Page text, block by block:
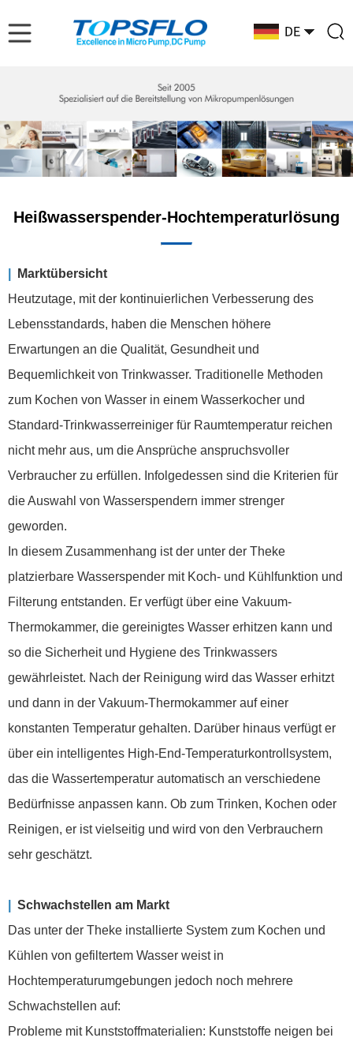
Heißwasserspender-Hochtemperaturlösung
Marktübersicht
Heutzutage, mit der kontinuierlichen Verbesserung des
Lebensstandards, haben die Menschen höhere
Erwartungen an die Qualität, Gesundheit und
Bequemlichkeit von Trinkwasser. Traditionelle Methoden
zum Kochen von Wasser in einem Wasserkocher und
Standard-Trinkwasserreiniger für Raumtemperatur reichen
nicht mehr aus, um die Ansprüche anspruchsvoller
Verbraucher zu erfüllen. Infolgedessen sind die Kriterien für
die Auswahl von Wasserspendern immer strenger
geworden.
In diesem Zusammenhang ist der unter der Theke
platzierbare Wasserspender mit Koch- und Kühlfunktion und
Filterung entstanden. Er verfügt über eine Vakuum-
Thermokammer, die gereinigtes Wasser erhitzen kann und
so die Sicherheit und Hygiene des Trinkwassers
gewährleistet. Nach der Reinigung wird das Wasser erhitzt
und dann in der Vakuum-Thermokammer auf einer
konstanten Temperatur gehalten. Darüber hinaus verfügt er
über ein intelligentes High-End-Temperaturkontrollsystem,
das die Wassertemperatur automatisch an verschiedene
Bedürfnisse anpassen kann. Ob zum Trinken, Kochen oder
Reinigen, er ist vielseitig und wird von den Verbrauchern
sehr geschätzt.
Schwachstellen am Markt
Das unter der Theke installierte System zum Kochen und
Kühlen von gefiltertem Wasser weist in
Hochtemperaturumgebungen jedoch noch mehrere
Schwachstellen auf:
Probleme mit Kunststoffmaterialien: Kunststoffe neigen bei